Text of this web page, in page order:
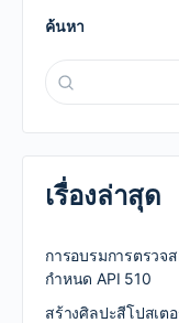
ค้นหา
เรื่องล่าสุด
การอบรมการตรวจ
กำหนด API 510
สร้างศิลปะสีโปสเต